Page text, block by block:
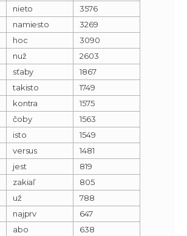
nieto
3576
namiesto
3269
hoc
3090
nuž
2603
sťaby
1867
takisto
1749
kontra
1575
čoby
1563
isto
1549
versus
1481
jest
819
zakiaľ
805
už
788
najprv
647
abo
638